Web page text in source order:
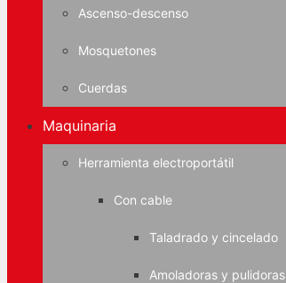
Ascenso-descenso
Mosquetones
Cuerdas
Maquinaria
Herramienta electroportátil
Con cable
Taladrado y cincelado
Amoladoras y pulidoras